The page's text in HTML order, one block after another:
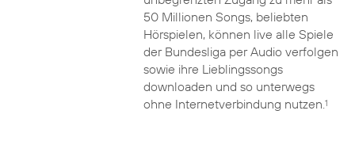
50 Millionen Songs, beliebten
Hörspielen, können live alle Spiele
der Bundesliga per Audio verfolgen
sowie ihre Lieblingssongs
downloaden und so unterwegs
ohne Internetverbindung nutzen.1